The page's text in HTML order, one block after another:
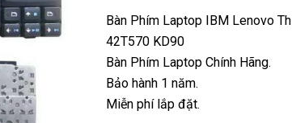
Bàn Phím Laptop IBM Lenovo
42T570 KD90
Bàn Phím Laptop Chính Hãng.
Bảo hành 1 năm.
Miễn phí lắp đặt.